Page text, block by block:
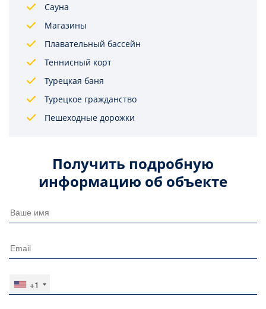
Сауна
Магазины
Плавательный бассейн
Теннисный корт
Турецкая баня
Турецкое гражданство
Пешеходные дорожки
Получить подробную
информацию об объекте
+1